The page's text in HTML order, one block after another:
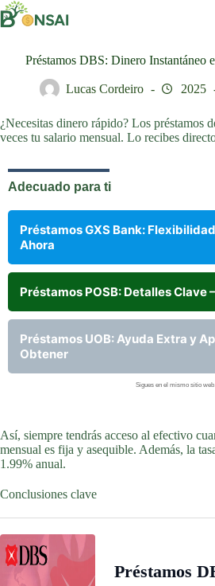
Saltar
al
Préstamos DBS: Dinero Instantáneo
Lucas Cordeiro 2025
¿Necesitas dinero rápido? Los préstamos
veces tu salario mensual. Lo recibes
Adecuado para ti
Préstamos GXS Bank:
Ahora
Préstamos POSB: Detalles Clave
Préstamos UOB: Ayuda Extra y
Obtener
Sigues en el mismo sitio
Así, siempre tendrás acceso al efectivo
mensual es fija y asequible. Además, la
1.99% anual.
Conclusiones clave
Préstamos